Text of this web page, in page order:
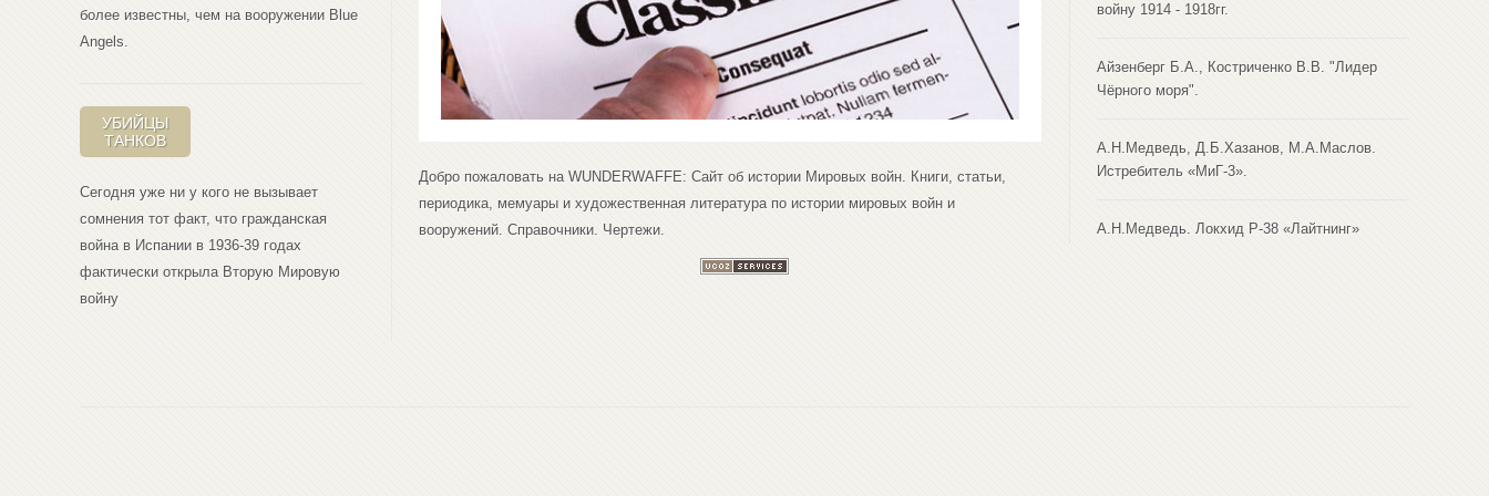
более известны, чем на вооружении Blue
Angеls.
УБИЙЦЫ
ТАНКОВ
Сегодня уже ни у кого не вызывает
сомнения тот факт, что гражданская
война в Испании в 1936-39 годах
фактически открыла Вторую Мировую
войну
Добро пожаловать на WUNDERWAFFE: Сайт об истории Мировых войн. Книги, статьи,
периодика, мемуары и художественная литература по истории мировых войн и
вооружений. Справочники. Чертежи.
войну 1914 - 1918гг.
Айзенберг Б.А., Костриченко В.В. "Лидер
Чёрного моря".
А.Н.Медведь, Д.Б.Хазанов, М.А.Маслов.
Истребитель «МиГ-3».
А.Н.Медведь. Локхид Р-38 «Лайтнинг»